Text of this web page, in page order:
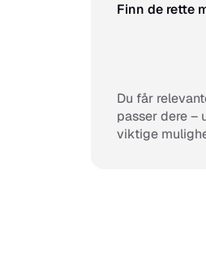
Finn de rette
Du får
passer dere –
viktige